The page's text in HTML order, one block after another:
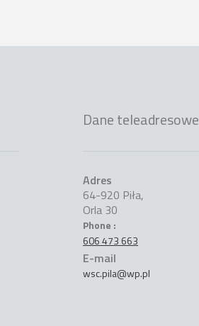
Dane teleadresowe
Adres
64-920 Piła,
Orla 30
Phone :
606 473 663
E-mail
wsc.pila@wp.pl